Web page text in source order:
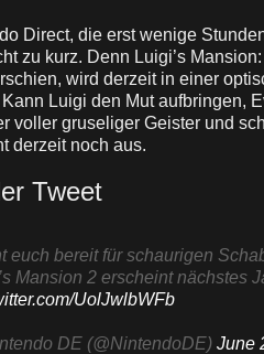
Direct, die erst wenige
zu kurz. Denn Luigi’s
wird derzeit in einer
Luigi den Mut aufbringen,
voller gruseliger Geister und
derzeit noch aus.
Tweet
euch bereit für schaurigen
Mansion 2 erscheint nächstes
UolJwlbWFb
DE (@NintendoDE) June